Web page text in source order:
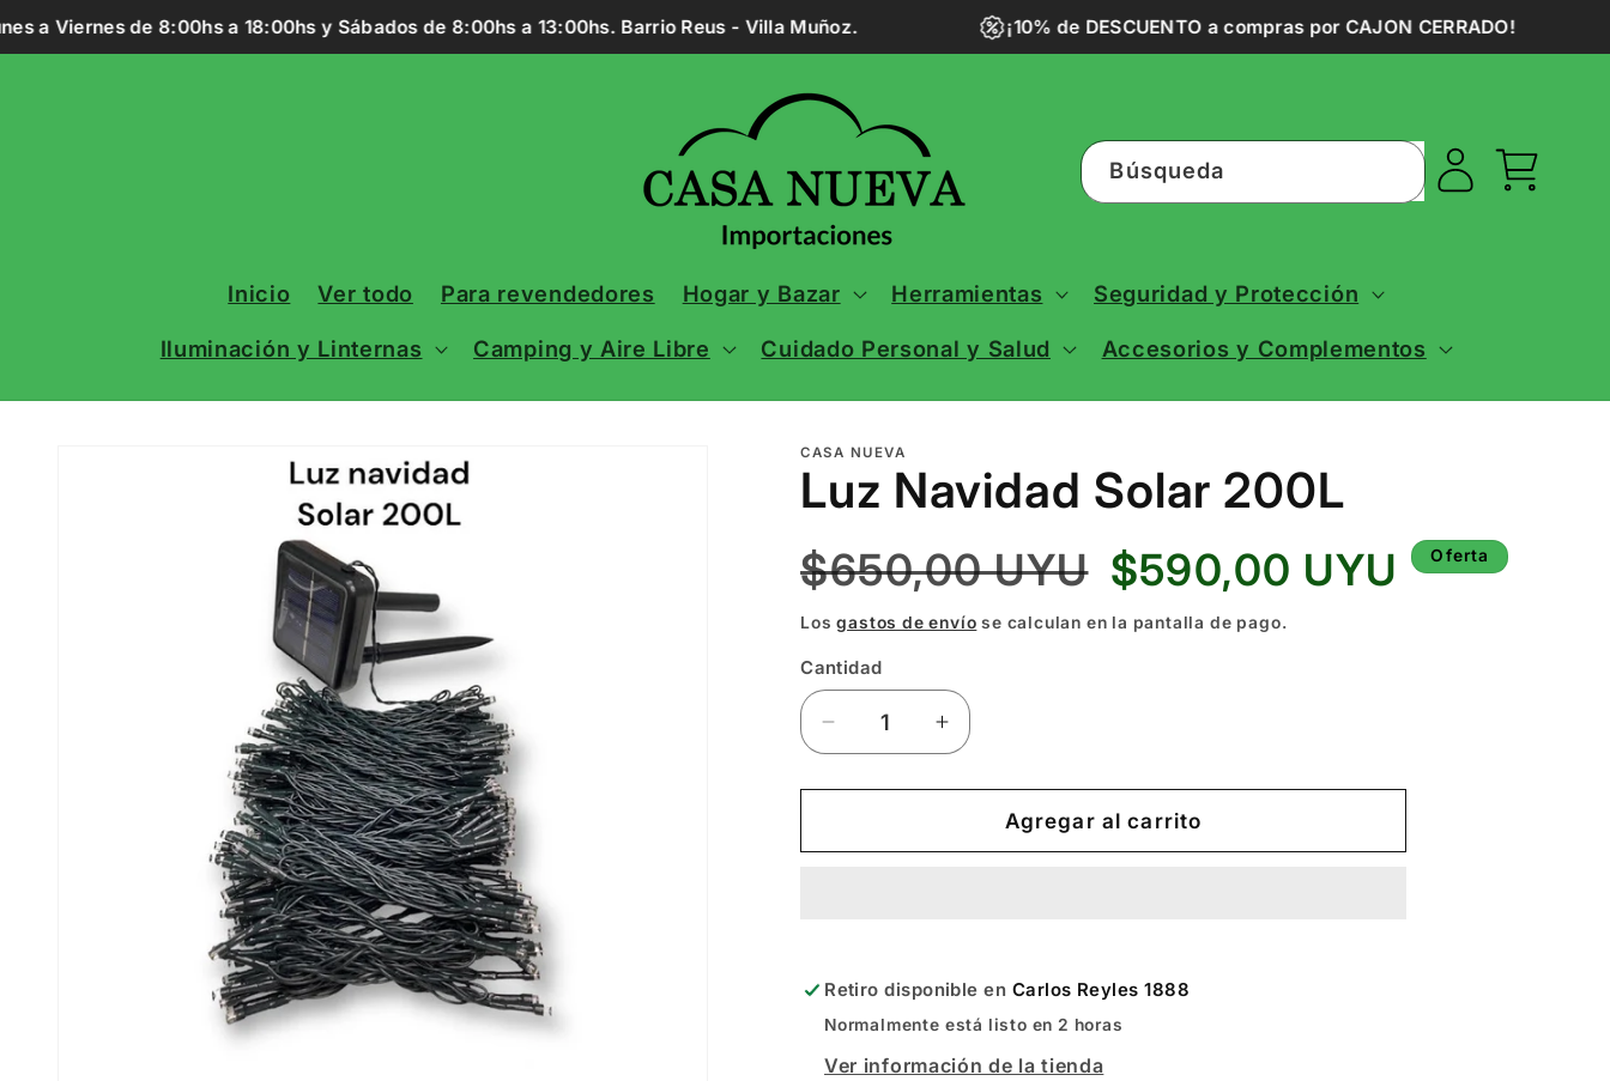
directamente
al contenido
a Viernes de 8:00hs a 18:00hs y Sábados de 8:00hs a 13:00hs. Barrio Reus - Villa Muñoz. ¡10% de DESCUENTO a compras por CAJON CERRADO!
Inicio Ver todo Para revendedores Hogar y Bazar Herramientas Seguridad y Protección
Iluminación y Linternas Camping y Aire Libre Cuidado Personal y Salud Accesorios y Complementos
Búsqueda
Iniciar
sesión
Carrito
CASA NUEVA
Luz Navidad Solar 200L
Precio
habitual
$650,00 UYU
Precio
de
oferta
$590,00 UYU Oferta
Losgastos de envío se calculan en la pantalla de pago.
Cantidad
Reducir
cantidad
para
Navidad
Aumentar
cantidad
para
Navidad
Agregar al carrito
Retiro disponible en Carlos Reyles 1888
Normalmente está listo en 2 horas
Ver información de la tienda